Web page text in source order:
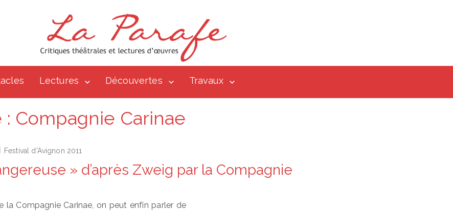
Lectures Découvertes Travaux
: Compagnie Carinae
Festival d'Avignon 2011
» d’après Zweig par la Compagnie
la Compagnie Carinae, on peut enfin parler de